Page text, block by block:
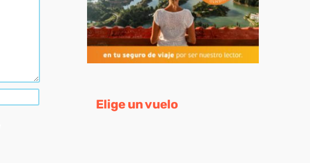
Elige un vuelo